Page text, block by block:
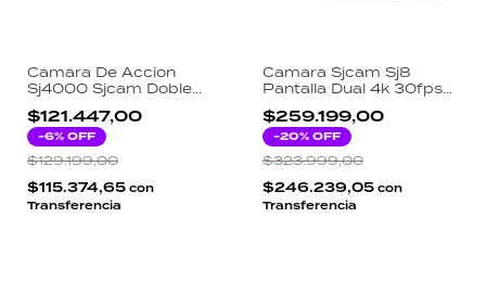
Camara De Accion
Sj4000 Sjcam Doble
Pantalla 4k 30 Fps Wifi
Negro
$121.447,00
-6% OFF
$129.199,00
$115.374,65 con
Transferencia
Camara Sjcam Sj8
Pantalla Dual 4k 30fps
20mp Luz Nocturna
$259.199,00
-20% OFF
$323.999,00
$246.239,05 con
Transferencia